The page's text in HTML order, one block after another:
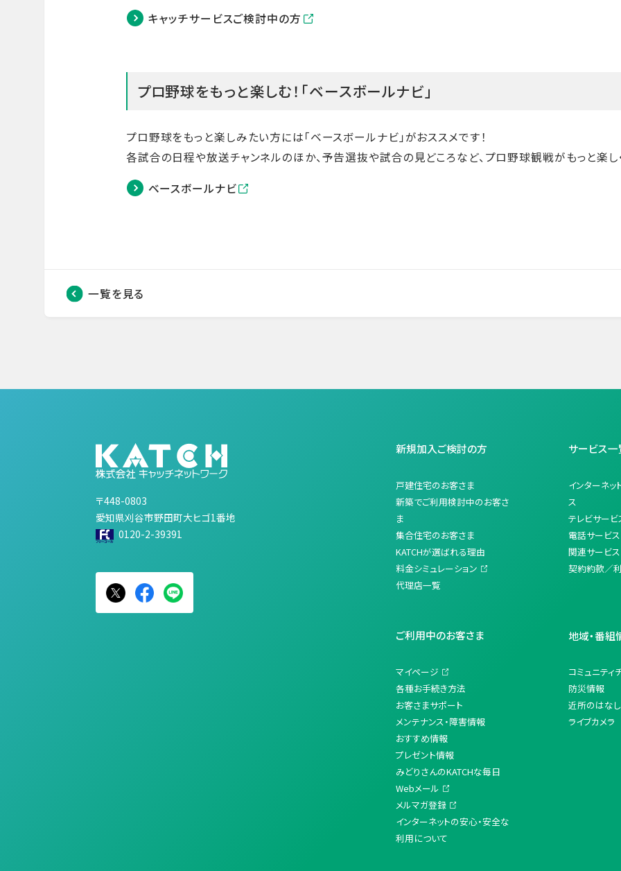
キャッチサービスご検討中の方
プロ野球をもっと楽しむ！「ベースボールナビ」
プロ野球をもっと楽しみたい方には「ベースボールナビ」がおススメです！
各試合の日程や放送チャンネルのほか、予告選抜や試合の見どころなど、プロ野球観戦がもっと楽
ベースボールナビ
一覧を見る
〒448-0803
愛知県刈谷市野田町大ヒゴ1番地
0120-2-39391
新規加入ご検討の方
戸建住宅のお客さま
新築でご利用検討中のお客さ
ま
集合住宅のお客さま
KATCHが選ばれる理由
料金シミュレーション
代理店一覧
ご利用中のお客さま
マイページ
各種お手続き方法
お客さまサポート
メンテナンス・障害情報
おすすめ情報
プレゼント情報
みどりさんのKATCHな毎日
Webメール
メルマガ登録
インターネットの安心・安全な
利用について
サービス一
インターネッ
ス
テレビサービ
電話サービス
関連サービス
契約約款／
地域・番組
コミュニティ
防災情報
近所のはなし
ライブカメラ